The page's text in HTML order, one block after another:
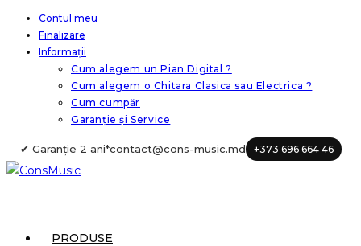
Skip
content
Contul meu
Finalizare
Informații
Cum alegem un Pian Digital ?
Cum alegem o Chitara Clasica sau Electrica ?
Cum cumpăr
Garanție și Service
✔ Garanție 2 ani*contact@cons-music.md +373 696 664 46
PRODUSE